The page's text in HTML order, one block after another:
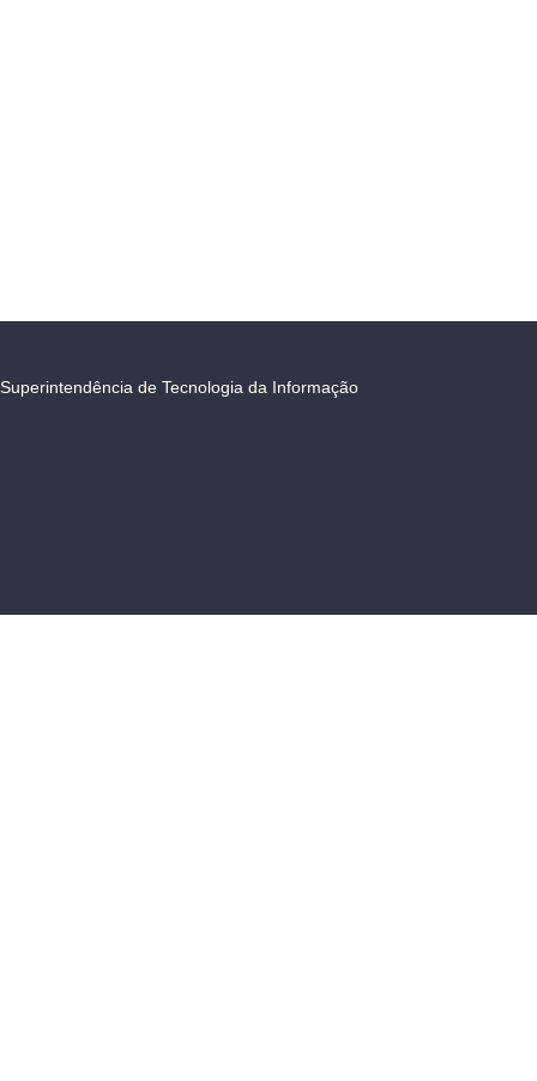
Superintendência de Tecnologia da Informação